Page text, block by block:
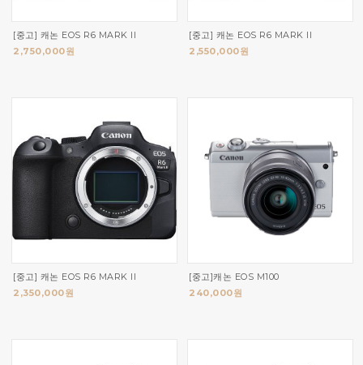
[중고] 캐논 EOS R6 MARK II
2,750,000원
[중고] 캐논 EOS R6 MARK II
2,550,000원
[중고] 캐논 EOS R6 MARK II
2,350,000원
[중고]캐논 EOS M100
240,000원